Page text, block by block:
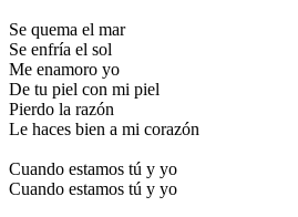
Se quema el mar
Se enfría el sol
Me enamoro yo
De tu piel con mi piel
Pierdo la razón
Le haces bien a mi corazón
Cuando estamos tú y yo
Cuando estamos tú y yo